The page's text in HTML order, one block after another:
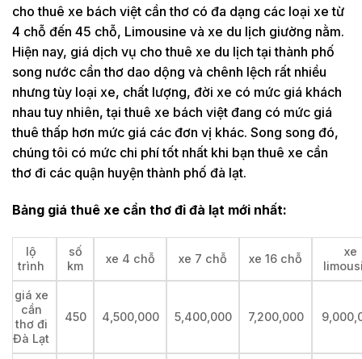
cho thuê xe bách việt cần thơ có đa dạng các loại xe từ
4 chỗ đến 45 chỗ, Limousine và xe du lịch giường nằm.
Hiện nay, giá dịch vụ cho thuê xe du lịch tại thành phố
song nước cần thơ dao dộng và chênh lệch rất nhiều
nhưng tùy loại xe, chất lượng, đời xe có mức giá khách
nhau tuy nhiên, tại thuê xe bách việt đang có mức giá
thuê thấp hơn mức giá các đơn vị khác. Song song đó,
chúng tôi có mức chi phí tốt nhất khi bạn thuê xe cần
thơ đi các quận huyện thành phố đà lạt.
Bảng giá thuê xe cần thơ đi đà lạt mới nhất:
lộ
trình
số
km
xe 4 chỗ xe 7 chỗ xe 16 chỗ
xe
giá xe
cần
thơ đi
Đà Lạt
450 4,500,000 5,400,000 7,200,000